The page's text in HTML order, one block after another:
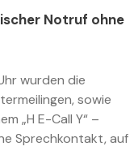
Notruf ohne
wurden die
sowie
„H E-Call Y“ –
Sprechkontakt, auf